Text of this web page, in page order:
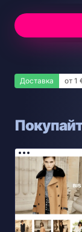
Доставка от 1